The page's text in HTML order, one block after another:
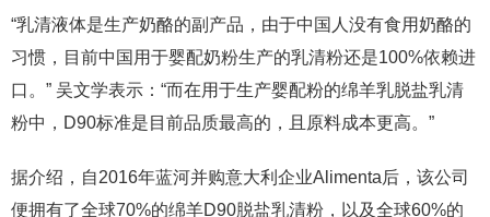
“乳清液体是生产奶酪的副产品，由于中国人没有食用奶酪的
习惯，目前中国用于婴配奶粉生产的乳清粉还是100%依赖进
口。” 吴文学表示：“而在用于生产婴配粉的绵羊乳脱盐乳清
粉中，D90标准是目前品质最高的，且原料成本更高。”
据介绍，自2016年蓝河并购意大利企业Alimenta后，该公司
便拥有了全球70%的绵羊D90脱盐乳清粉，以及全球60%的